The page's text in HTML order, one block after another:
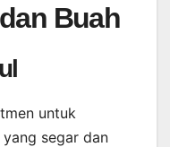
Buah
untuk
segar dan